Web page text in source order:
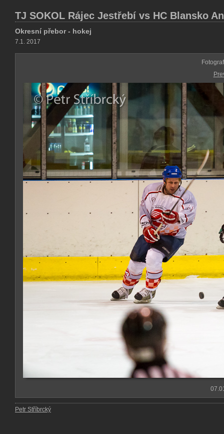
TJ SOKOL Rájec Jestřebí vs HC Blansko
Okresní přebor - hokej
7.1. 2017
Petr Stříbrcký